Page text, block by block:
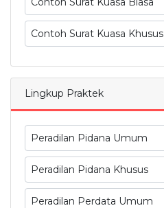
Contoh Surat Kuasa Khusus
Lingkup Praktek
Peradilan Pidana Umum
Peradilan Pidana Khusus
Peradilan Perdata Umum